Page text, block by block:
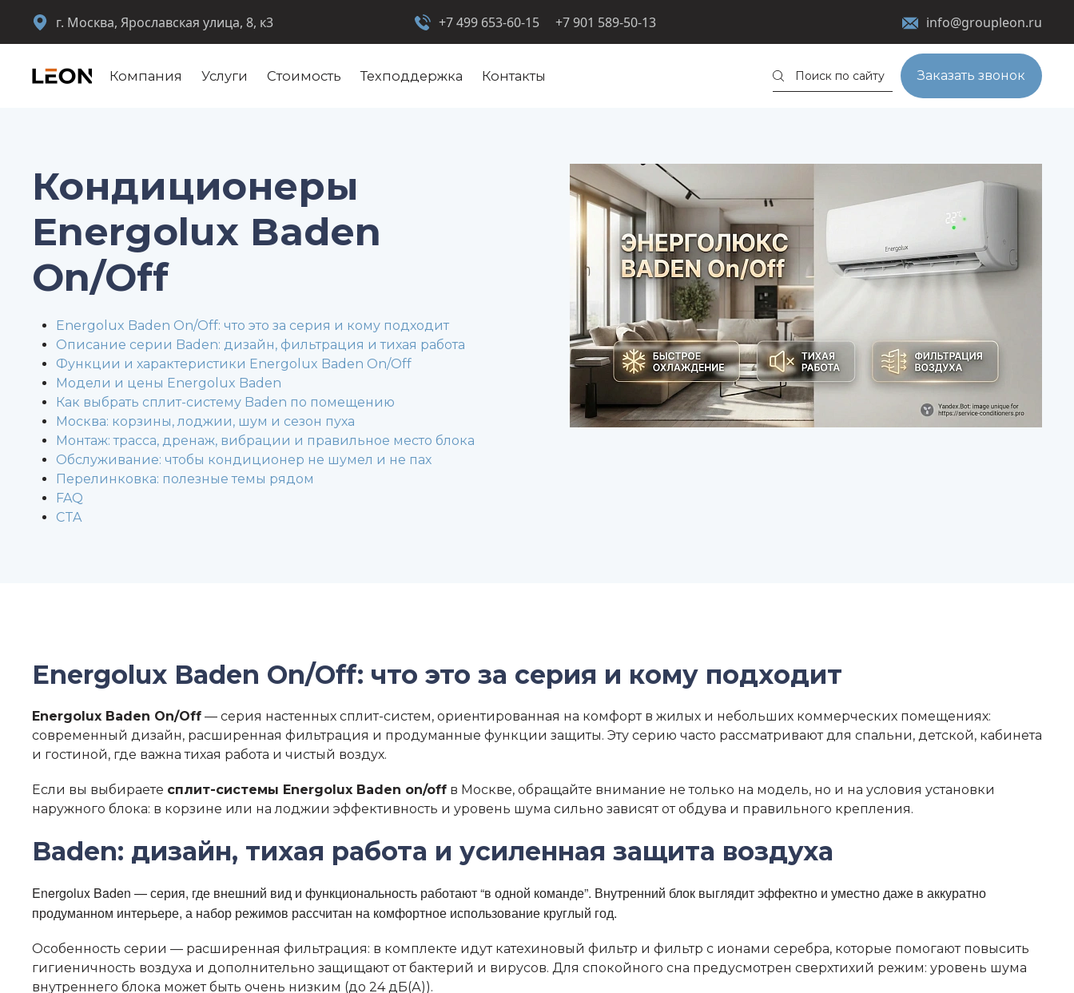
г. Москва, Ярославская улица, 8, к3 +7 499 653-60-15 +7 901 589-50-13 info@groupleon.ru
Компания Услуги Стоимость Техподдержка Контакты Заказать звонок
Кондиционеры
Energolux Baden
On/Off
Energolux Baden On/Off: что это за серия и кому подходит
Описание серии Baden: дизайн, фильтрация и тихая работа
Функции и характеристики Energolux Baden On/Off
Модели и цены Energolux Baden
Как выбрать сплит-систему Baden по помещению
Москва: корзины, лоджии, шум и сезон пуха
Монтаж: трасса, дренаж, вибрации и правильное место блока
Обслуживание: чтобы кондиционер не шумел и не пах
Перелинковка: полезные темы рядом
FAQ
CTA
Energolux Baden On/Off: что это за серия и кому подходит
Energolux Baden On/Off — серия настенных сплит-систем, ориентированная на комфорт в жилых и небольших коммерческих помещениях:
современный дизайн, расширенная фильтрация и продуманные функции защиты. Эту серию часто рассматривают для спальни, детской, кабинета
и гостиной, где важна тихая работа и чистый воздух.
Если вы выбираете сплит-системы Energolux Baden on/off в Москве, обращайте внимание не только на модель, но и на условия установки
наружного блока: в корзине или на лоджии эффективность и уровень шума сильно зависят от обдува и правильного крепления.
Baden: дизайн, тихая работа и усиленная защита воздуха
Energolux Baden — серия, где внешний вид и функциональность работают “в одной команде”. Внутренний блок выглядит эффектно и уместно даже в аккуратно
продуманном интерьере, а набор режимов рассчитан на комфортное использование круглый год.
Особенность серии — расширенная фильтрация: в комплекте идут катехиновый фильтр и фильтр с ионами серебра, которые помогают повысить
гигиеничность воздуха и дополнительно защищают от бактерий и вирусов. Для спокойного сна предусмотрен сверхтихий режим: уровень шума
внутреннего блока может быть очень низким (до 24 дБ(А)).